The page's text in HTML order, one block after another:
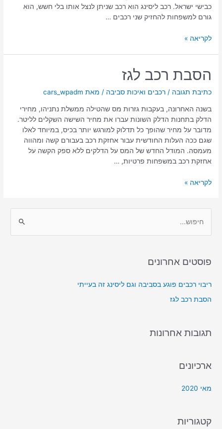
כבישי ישראל. רכב ליסינג הוא רכב שניתן לנצל אותו בלי חשש, הוא
גורם למשפחות להחזיק שני רכבים …
לקריאה »
הסבת רכב לגז
כתיבת תגובה /רכבים ואיכות סביבה / מאת cars_wpadm
בשנה האחרונה, בעקבות גזרות מס שהטילה ממשלת נתניהו, מחירי
הדלק בתחנות הדלק השונות עברו את מחיר השישה השקלים לליטר.
מדובר על מחיר שהופך כל תדלוק למורגש יותר בכיס, במיוחד לאלו
שגם ככה העלות החודשית עבור אחזקת רכב בעבורם קשה ומהווה
מעמסה. המודל החדש של המס על הדלקים ללא ספק הקשה על
אחזקת רכב במשפחות פרטיות, …
רכב
לגז
לקריאה »
e
r
f
r
פוסטים אחרונים
ריבוי רכבים פוגע בסביבה וגם ליסינג זה בעייתי
הסבת רכב לגז
תגובות אחרונות
ארכיונים
מאי 2020
קטגוריות